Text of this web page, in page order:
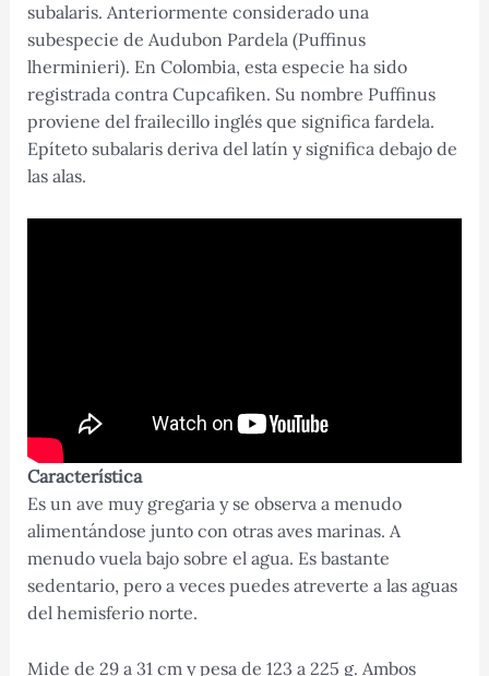
subalaris. Anteriormente considerado una
subespecie de Audubon Pardela (Puffinus
lherminieri). En Colombia, esta especie ha sido
registrada contra Cupcafiken. Su nombre Puffinus
proviene del frailecillo inglés que significa fardela.
Epíteto subalaris deriva del latín y significa debajo de
las alas.
Característica
Es un ave muy gregaria y se observa a menudo
alimentándose junto con otras aves marinas. A
menudo vuela bajo sobre el agua. Es bastante
sedentario, pero a veces puedes atreverte a las aguas
del hemisferio norte.
Mide de 29 a 31 cm y pesa de 123 a 225 g. Ambos